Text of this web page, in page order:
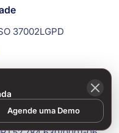
Agende uma Demo
37002LGPD
por SpeakSafely, uma